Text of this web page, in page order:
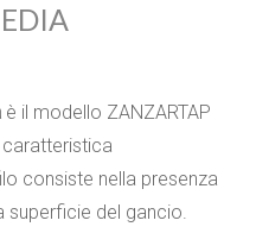
è il modello ZANZARTAP
consiste nella presenza
superficie del gancio.